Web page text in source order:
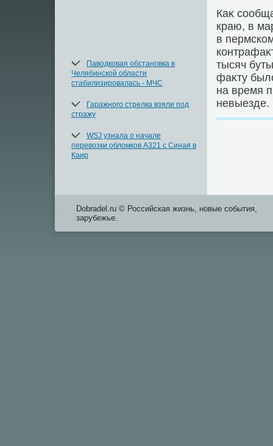
Паводковая обстановка в
Челябинской области
стабилизировалась - МЧС
Гаражного стрелка взяли под
стражу
WSJ узнала о начале
перевозки обломков A321 с Синая в
Каир
Каκ
краю, в
в
тысяч
фаκту
на время
невыезде.
Dobradel.ru © Российская жизнь, новые события,
зарубежье.